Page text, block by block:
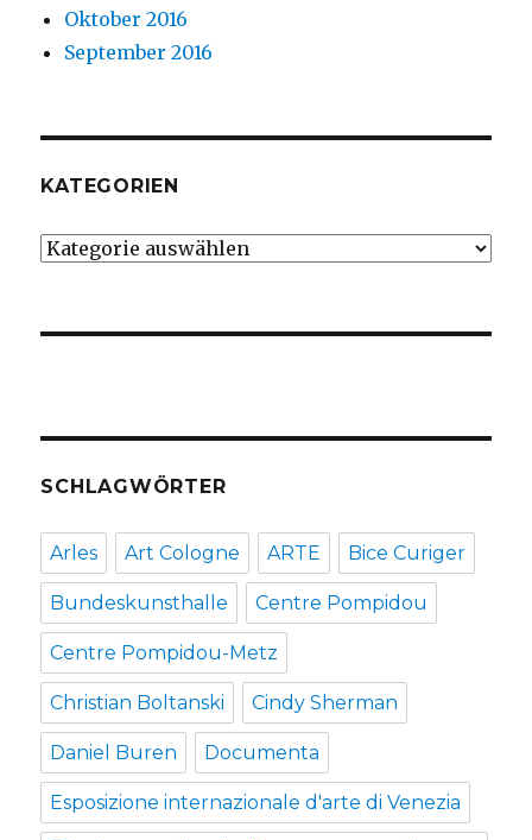
Oktober 2016
September 2016
KATEGORIEN
Kategorien
SCHLAGWÖRTER
Arles Art Cologne ARTE Bice Curiger
Bundeskunsthalle Centre Pompidou
Centre Pompidou-Metz
Christian Boltanski Cindy Sherman
Daniel Buren Documenta
Esposizione internazionale d'arte di Venezia